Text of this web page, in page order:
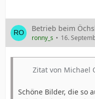
Betrieb beim
ronny_s 16.
Zitat von Michael
Schöne Bilder, die so